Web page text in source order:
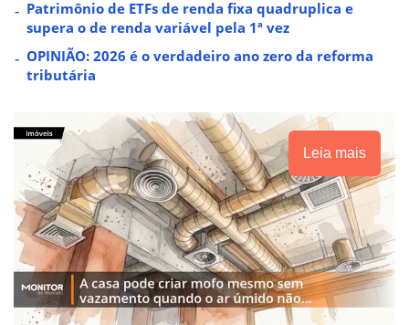
Patrimônio de ETFs de renda fixa quadruplica e
supera o de renda variável pela 1ª vez
OPINIÃO: 2026 é o verdadeiro ano zero da reforma
tributária
Leia mais